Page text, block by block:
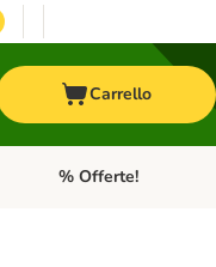
Carrello
CavalliApri Menu Categoria:
% Offerte!